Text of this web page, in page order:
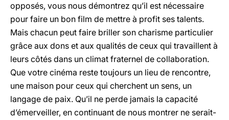
opposés, vous nous démontrez qu’il est nécessaire
pour faire un bon film de mettre à profit ses talents.
Mais chacun peut faire briller son charisme particulier
grâce aux dons et aux qualités de ceux qui travaillent à
leurs côtés dans un climat fraternel de collaboration.
Que votre cinéma reste toujours un lieu de rencontre,
une maison pour ceux qui cherchent un sens, un
langage de paix. Qu’il ne perde jamais la capacité
d’émerveiller, en continuant de nous montrer ne serait-